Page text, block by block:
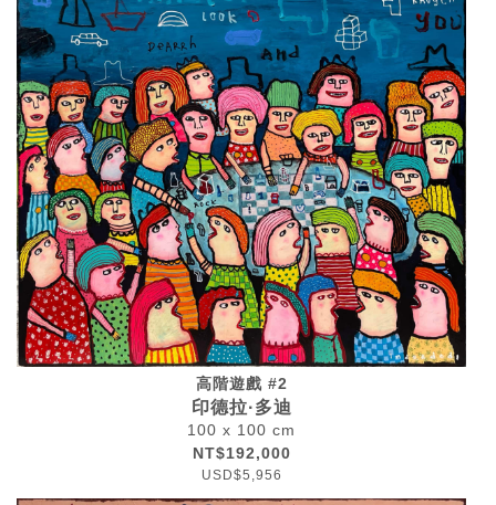
高階遊戲 #2
印德拉·多迪
100 x 100 cm
NT$192,000
USD$5,956